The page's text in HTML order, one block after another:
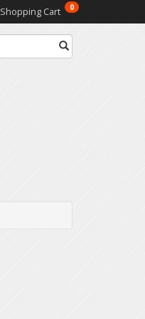
Shopping Cart 0